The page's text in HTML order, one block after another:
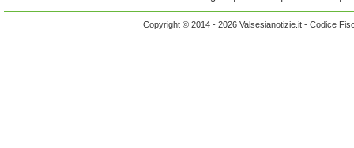
Copyright © 2014 - 2026 Valsesianotizie.it - Codice